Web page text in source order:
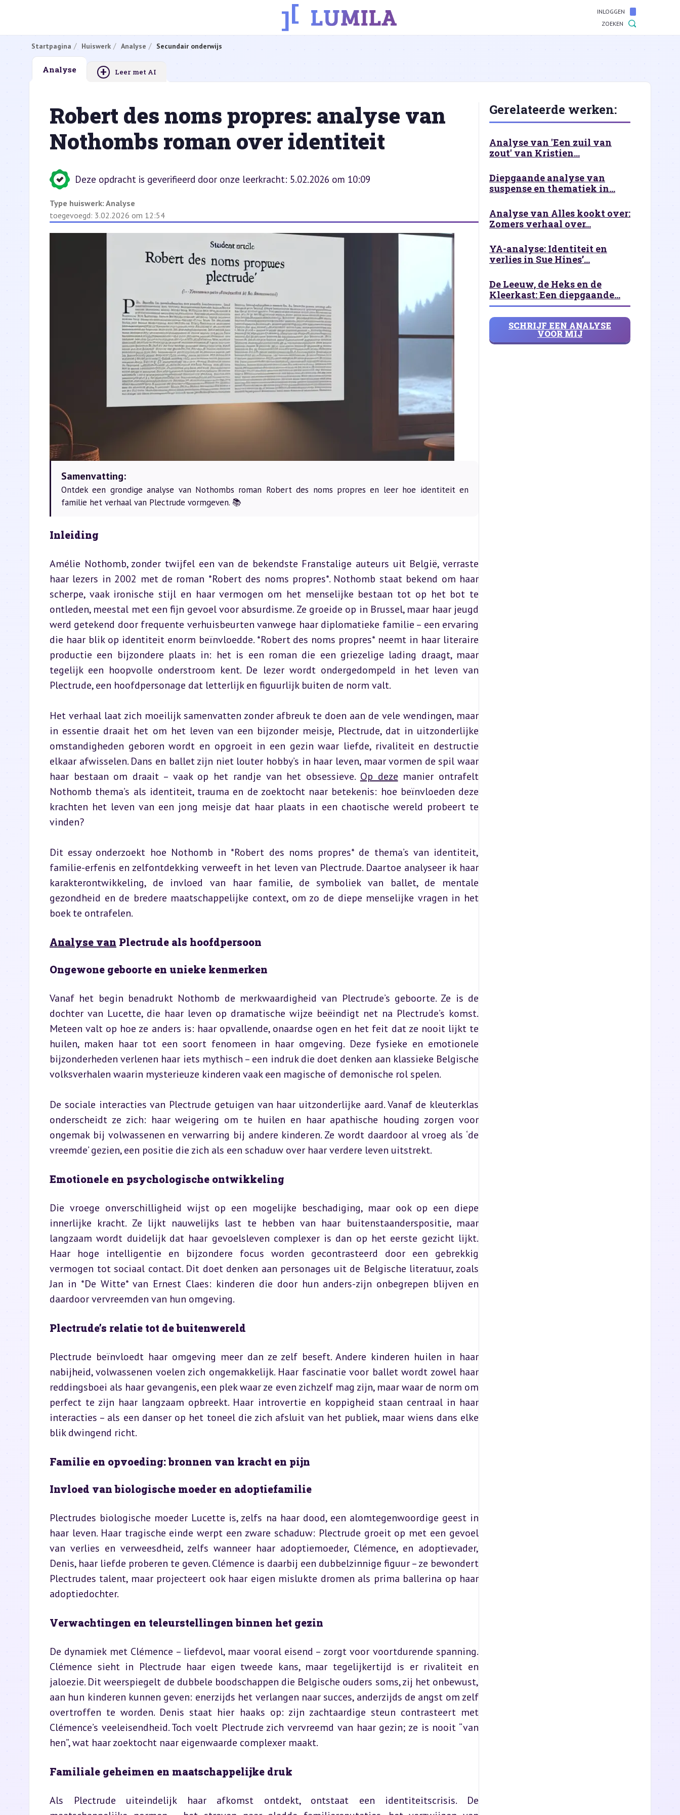
INLOGGEN
ZOEKEN
Startpagina Huiswerk Analyse Secundair onderwijs
Analyse + Leer met AI
Robert des noms propres: analyse van
Nothombs roman over identiteit
Deze opdracht is geverifieerd door onze leerkracht: 5.02.2026 om 10:09
Type huiswerk: Analyse
toegevoegd: 3.02.2026 om 12:54
Samenvatting:
Ontdek een grondige analyse van Nothombs roman Robert des noms propres en leer hoe identiteit en
familie het verhaal van Plectrude vormgeven. 📚
Inleiding
Amélie Nothomb, zonder twijfel een van de bekendste Franstalige auteurs uit België, verraste
haar lezers in 2002 met de roman *Robert des noms propres*. Nothomb staat bekend om haar
scherpe, vaak ironische stijl en haar vermogen om het menselijke bestaan tot op het bot te
ontleden, meestal met een fijn gevoel voor absurdisme. Ze groeide op in Brussel, maar haar jeugd
werd getekend door frequente verhuisbeurten vanwege haar diplomatieke familie – een ervaring
die haar blik op identiteit enorm beïnvloedde. *Robert des noms propres* neemt in haar literaire
productie een bijzondere plaats in: het is een roman die een griezelige lading draagt, maar
tegelijk een hoopvolle onderstroom kent. De lezer wordt ondergedompeld in het leven van
Plectrude, een hoofdpersonage dat letterlijk en figuurlijk buiten de norm valt.
Het verhaal laat zich moeilijk samenvatten zonder afbreuk te doen aan de vele wendingen, maar
in essentie draait het om het leven van een bijzonder meisje, Plectrude, dat in uitzonderlijke
omstandigheden geboren wordt en opgroeit in een gezin waar liefde, rivaliteit en destructie
elkaar afwisselen. Dans en ballet zijn niet louter hobby’s in haar leven, maar vormen de spil waar
haar bestaan om draait – vaak op het randje van het obsessieve. Op deze manier ontrafelt
Nothomb thema’s als identiteit, trauma en de zoektocht naar betekenis: hoe beïnvloeden deze
krachten het leven van een jong meisje dat haar plaats in een chaotische wereld probeert te
vinden?
Dit essay onderzoekt hoe Nothomb in *Robert des noms propres* de thema’s van identiteit,
familie-erfenis en zelfontdekking verweeft in het leven van Plectrude. Daartoe analyseer ik haar
karakterontwikkeling, de invloed van haar familie, de symboliek van ballet, de mentale
gezondheid en de bredere maatschappelijke context, om zo de diepe menselijke vragen in het
boek te ontrafelen.
Analyse van Plectrude als hoofdpersoon
Ongewone geboorte en unieke kenmerken
Vanaf het begin benadrukt Nothomb de merkwaardigheid van Plectrude’s geboorte. Ze is de
dochter van Lucette, die haar leven op dramatische wijze beëindigt net na Plectrude’s komst.
Meteen valt op hoe ze anders is: haar opvallende, onaardse ogen en het feit dat ze nooit lijkt te
huilen, maken haar tot een soort fenomeen in haar omgeving. Deze fysieke en emotionele
bijzonderheden verlenen haar iets mythisch – een indruk die doet denken aan klassieke Belgische
volksverhalen waarin mysterieuze kinderen vaak een magische of demonische rol spelen.
De sociale interacties van Plectrude getuigen van haar uitzonderlijke aard. Vanaf de kleuterklas
onderscheidt ze zich: haar weigering om te huilen en haar apathische houding zorgen voor
ongemak bij volwassenen en verwarring bij andere kinderen. Ze wordt daardoor al vroeg als ‘de
vreemde’ gezien, een positie die zich als een schaduw over haar verdere leven uitstrekt.
Emotionele en psychologische ontwikkeling
Die vroege onverschilligheid wijst op een mogelijke beschadiging, maar ook op een diepe
innerlijke kracht. Ze lijkt nauwelijks last te hebben van haar buitenstaanderspositie, maar
langzaam wordt duidelijk dat haar gevoelsleven complexer is dan op het eerste gezicht lijkt.
Haar hoge intelligentie en bijzondere focus worden gecontrasteerd door een gebrekkig
vermogen tot sociaal contact. Dit doet denken aan personages uit de Belgische literatuur, zoals
Jan in *De Witte* van Ernest Claes: kinderen die door hun anders-zijn onbegrepen blijven en
daardoor vervreemden van hun omgeving.
Plectrude’s relatie tot de buitenwereld
Plectrude beïnvloedt haar omgeving meer dan ze zelf beseft. Andere kinderen huilen in haar
nabijheid, volwassenen voelen zich ongemakkelijk. Haar fascinatie voor ballet wordt zowel haar
reddingsboei als haar gevangenis, een plek waar ze even zichzelf mag zijn, maar waar de norm om
perfect te zijn haar langzaam opbreekt. Haar introvertie en koppigheid staan centraal in haar
interacties – als een danser op het toneel die zich afsluit van het publiek, maar wiens dans elke
blik dwingend richt.
Familie en opvoeding: bronnen van kracht en pijn
Invloed van biologische moeder en adoptiefamilie
Plectrudes biologische moeder Lucette is, zelfs na haar dood, een alomtegenwoordige geest in
haar leven. Haar tragische einde werpt een zware schaduw: Plectrude groeit op met een gevoel
van verlies en verweesdheid, zelfs wanneer haar adoptiemoeder, Clémence, en adoptievader,
Denis, haar liefde proberen te geven. Clémence is daarbij een dubbelzinnige figuur – ze bewondert
Plectrudes talent, maar projecteert ook haar eigen mislukte dromen als prima ballerina op haar
adoptiedochter.
Verwachtingen en teleurstellingen binnen het gezin
De dynamiek met Clémence – liefdevol, maar vooral eisend – zorgt voor voortdurende spanning.
Clémence sieht in Plectrude haar eigen tweede kans, maar tegelijkertijd is er rivaliteit en
jaloezie. Dit weerspiegelt de dubbele boodschappen die Belgische ouders soms, zij het onbewust,
aan hun kinderen kunnen geven: enerzijds het verlangen naar succes, anderzijds de angst om zelf
overtroffen te worden. Denis staat hier haaks op: zijn zachtaardige steun contrasteert met
Clémence’s veeleisendheid. Toch voelt Plectrude zich vervreemd van haar gezin; ze is nooit “van
hen”, wat haar zoektocht naar eigenwaarde complexer maakt.
Familiale geheimen en maatschappelijke druk
Als Plectrude uiteindelijk haar afkomst ontdekt, ontstaat een identiteitscrisis. De
Gerelateerde werken:
Analyse van 'Een zuil van
zout' van Kristien...
Diepgaande analyse van
suspense en thematiek in...
Analyse van Alles kookt over:
Zomers verhaal over...
YA-analyse: Identiteit en
verlies in Sue Hines’...
De Leeuw, de Heks en de
Kleerkast: Een diepgaande...
SCHRIJF EEN ANALYSE
VOOR MIJ